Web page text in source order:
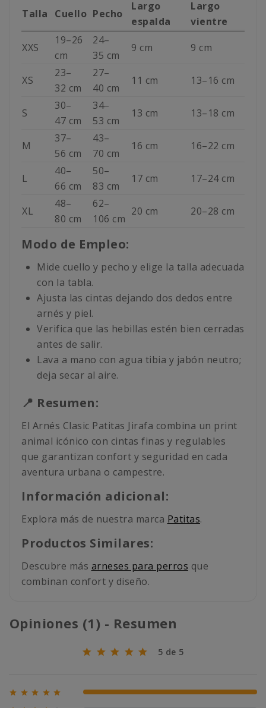
Talla Cuello Pecho
Largo
espalda
Largo
vientre
XXS
19–26
cm
24–
35 cm
9 cm 9 cm
XS
23–
32 cm
27–
40 cm
11 cm 13–16 cm
S
30–
47 cm
34–
53 cm
13 cm 13–18 cm
M
37–
56 cm
43–
70 cm
16 cm 16–22 cm
L
40–
66 cm
50–
83 cm
17 cm 17–24 cm
XL
48–
80 cm
62–
106 cm
20 cm 20–28 cm
Modo de Empleo:
Mide cuello y pecho y elige la talla adecuada
con la tabla.
Ajusta las cintas dejando dos dedos entre
arnés y piel.
Verifica que las hebillas estén bien cerradas
antes de salir.
Lava a mano con agua tibia y jabón neutro;
deja secar al aire.
📍 Resumen:
El Arnés Clasic Patitas Jirafa combina un print
animal icónico con cintas finas y regulables
que garantizan confort y seguridad en cada
aventura urbana o campestre.
Información adicional:
Explora más de nuestra marca Patitas.
Productos Similares:
Descubre más arneses para perros que
combinan confort y diseño.
Opiniones (1) - Resumen
5 de 5
     100% (1)